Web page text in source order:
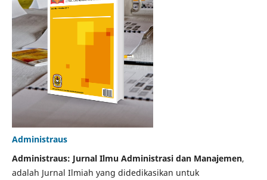
Administraus
Administraus: Jurnal Ilmu Administrasi dan Manajemen,
adalah Jurnal Ilmiah yang didedikasikan untuk